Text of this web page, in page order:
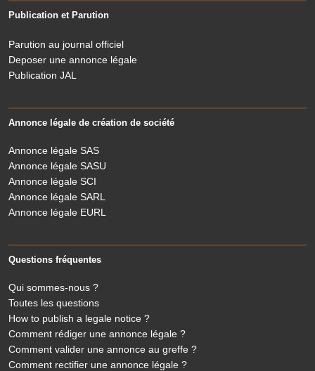
Publication et Parution
Parution au journal officiel
Deposer une annonce légale
Publication JAL
Annonce légale de création de société
Annonce légale SAS
Annonce légale SASU
Annonce légale SCI
Annonce légale SARL
Annonce légale EURL
Questions fréquentes
Qui sommes-nous ?
Toutes les questions
How to publish a legale notice ?
Comment rédiger une annonce légale ?
Comment valider une annonce au greffe ?
Comment rectifier une annonce légale ?